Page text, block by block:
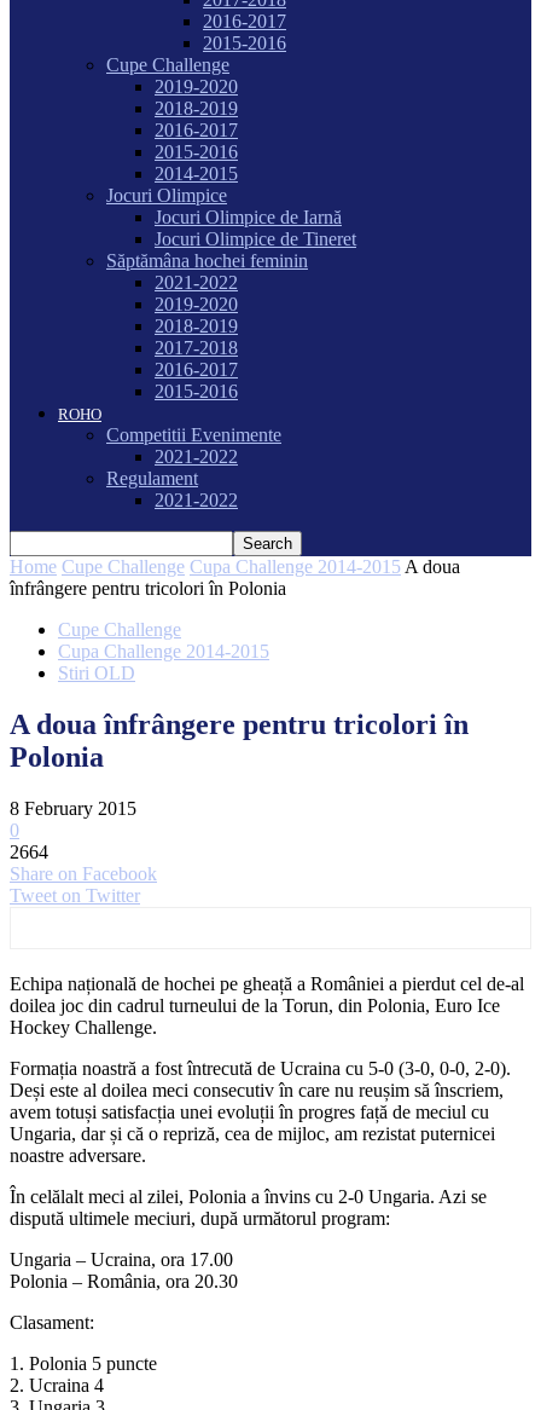
2016-2017
2015-2016
Cupe Challenge
2019-2020
2018-2019
2016-2017
2015-2016
2014-2015
Jocuri Olimpice
Jocuri Olimpice de Iarnă
Jocuri Olimpice de Tineret
Săptămâna hochei feminin
2021-2022
2019-2020
2018-2019
2017-2018
2016-2017
2015-2016
ROHO
Competitii Evenimente
2021-2022
Regulament
2021-2022
Home Cupe Challenge Cupa Challenge 2014-2015 A doua
înfrângere pentru tricolori în Polonia
Cupe Challenge
Cupa Challenge 2014-2015
Stiri OLD
A doua înfrângere pentru tricolori în
Polonia
8 February 2015
0
2664
Share on Facebook
Tweet on Twitter
Echipa națională de hochei pe gheață a României a pierdut cel de-al
doilea joc din cadrul turneului de la Torun, din Polonia, Euro Ice
Hockey Challenge.
Formația noastră a fost întrecută de Ucraina cu 5-0 (3-0, 0-0, 2-0).
Deși este al doilea meci consecutiv în care nu reușim să înscriem,
avem totuși satisfacția unei evoluții în progres față de meciul cu
Ungaria, dar și că o repriză, cea de mijloc, am rezistat puternicei
noastre adversare.
În celălalt meci al zilei, Polonia a învins cu 2-0 Ungaria. Azi se
dispută ultimele meciuri, după următorul program:
Ungaria – Ucraina, ora 17.00
Polonia – România, ora 20.30
Clasament:
1. Polonia 5 puncte
2. Ucraina 4